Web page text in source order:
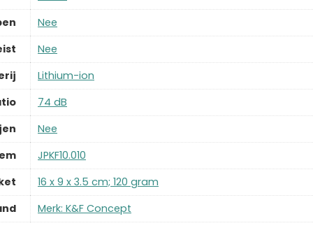
‎Nee
‎Nee
‎Lithium-ion
‎74 dB
‎Nee
‎JPKF10.010
‎16 x 9 x 3.5 cm; 120 gram
Merk: K&F Concept